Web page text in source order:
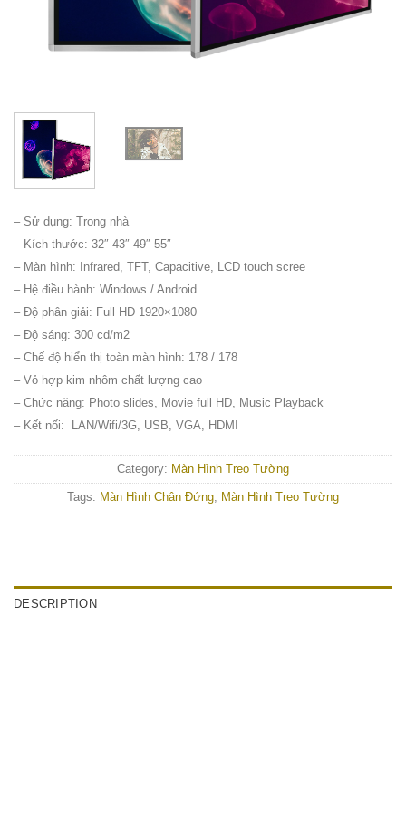
– Sử dụng: Trong nhà
– Kích thước: 32″ 43″ 49″ 55″
– Màn hình: Infrared, TFT, Capacitive, LCD touch scree
– Hệ điều hành: Windows / Android
– Độ phân giải: Full HD 1920×1080
– Độ sáng: 300 cd/m2
– Chế độ hiển thị toàn màn hình: 178 / 178
– Vỏ hợp kim nhôm chất lượng cao
– Chức năng: Photo slides, Movie full HD, Music Playback
– Kết nối: LAN/Wifi/3G, USB, VGA, HDMI
Category: Màn Hình Treo Tường
Tags: Màn Hình Chân Đứng, Màn Hình Treo Tường
DESCRIPTION